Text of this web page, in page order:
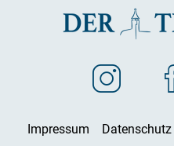
Impressum Datenschutz